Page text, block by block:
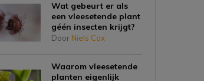
Wat gebeurt er als
een vleesetende plant
géén insecten krijgt?
Door Niels Cox
Waarom vleesetende
planten eigenlijk